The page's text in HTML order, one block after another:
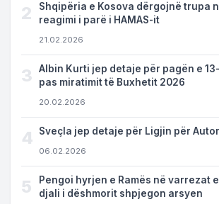
2
Shqipëria e Kosova dërgojnë trupa
reagimi i parë i HAMAS-it
21.02.2026
3
Albin Kurti jep detaje për pagën e
pas miratimit të Buxhetit 2026
20.02.2026
4 Sveçla jep detaje për Ligjin për
06.02.2026
5
Pengoi hyrjen e Ramës në varrezat
djali i dëshmorit shpjegon arsyen